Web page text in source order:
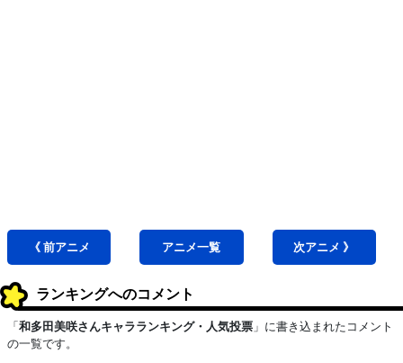
《 前アニメ アニメ一覧 次アニメ 》
ランキングへのコメント
「 和多田美咲さんキャラランキング・人気投票 」に書き込まれたコメント
の一覧です。